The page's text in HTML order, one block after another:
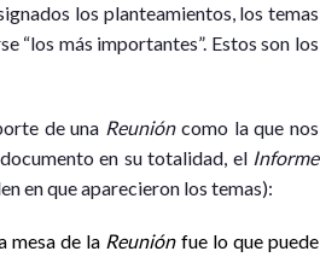
los planteamientos, los temas
“los más importantes”. Estos son los
de una Reunión como la que nos
en su totalidad, el Informe
en que aparecieron los temas):
mesa de la Reunión fue lo que puede